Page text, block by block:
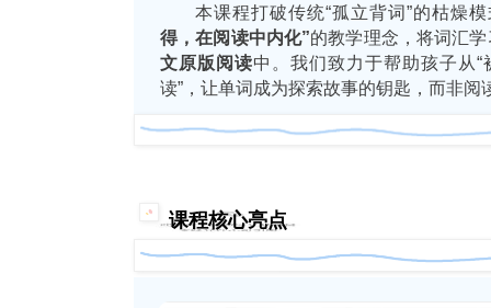
本课程打破传统“孤立背词”的枯燥
得，在阅读中内化”的教学理念，将词汇
文原版阅读中。我们致力于帮助孩子从“
读”，让单词成为探索故事的钥匙，而非阅
课程核心亮点